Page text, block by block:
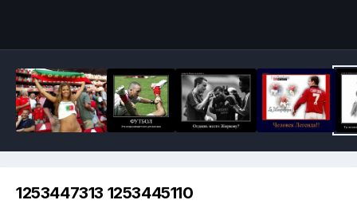
1253447313 1253445110